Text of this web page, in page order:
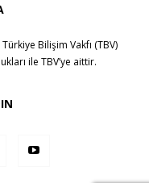
Türkiye Bilişim Vakfı (TBV)
ile TBV’ye aittir.